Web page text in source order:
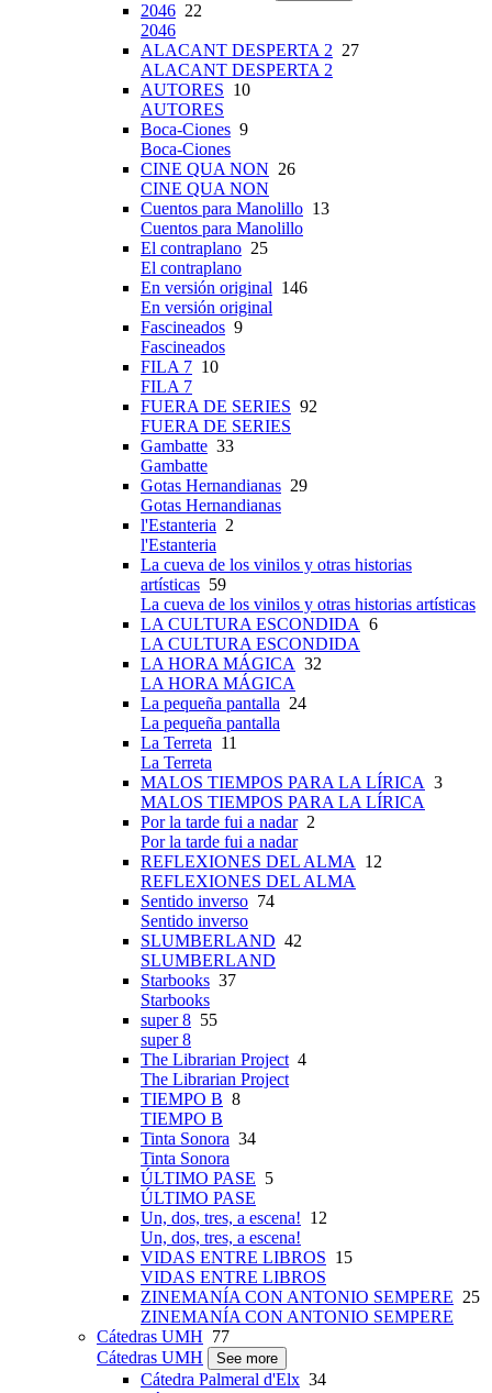
2046 22
2046
ALACANT DESPERTA 2 27
ALACANT DESPERTA 2
AUTORES 10
AUTORES
Boca-Ciones 9
Boca-Ciones
CINE QUA NON 26
CINE QUA NON
Cuentos para Manolillo 13
Cuentos para Manolillo
El contraplano 25
El contraplano
En versión original 146
En versión original
Fascineados 9
Fascineados
FILA 7 10
FILA 7
FUERA DE SERIES 92
FUERA DE SERIES
Gambatte 33
Gambatte
Gotas Hernandianas 29
Gotas Hernandianas
l'Estanteria 2
l'Estanteria
La cueva de los vinilos y otras historias
artísticas 59
La cueva de los vinilos y otras historias artísticas
LA CULTURA ESCONDIDA 6
LA CULTURA ESCONDIDA
LA HORA MÁGICA 32
LA HORA MÁGICA
La pequeña pantalla 24
La pequeña pantalla
La Terreta 11
La Terreta
MALOS TIEMPOS PARA LA LÍRICA 3
MALOS TIEMPOS PARA LA LÍRICA
Por la tarde fui a nadar2
Por la tarde fui a nadar
REFLEXIONES DEL ALMA 12
REFLEXIONES DEL ALMA
Sentido inverso 74
Sentido inverso
SLUMBERLAND 42
SLUMBERLAND
Starbooks 37
Starbooks
super 8 55
super 8
The Librarian Project4
The Librarian Project
TIEMPO B 8
TIEMPO B
Tinta Sonora 34
Tinta Sonora
ÚLTIMO PASE 5
ÚLTIMO PASE
Un, dos, tres, a escena! 12
Un, dos, tres, a escena!
VIDAS ENTRE LIBROS 15
VIDAS ENTRE LIBROS
ZINEMANÍA CON ANTONIO SEMPERE 25
ZINEMANÍA CON ANTONIO SEMPERE
Cátedras UMH 77
Cátedras UMH
See more
Cátedra Palmeral d'Elx 34